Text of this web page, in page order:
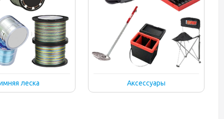
леска Аксессуары